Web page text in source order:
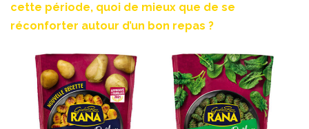
cette période, quoi de mieux que de se
réconforter autour d’un bon repas ?